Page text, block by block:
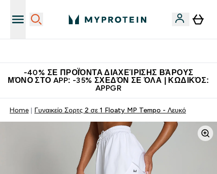
-40% ΣΕ ΠΡΟΪΌΝΤΑ ΔΙΑΧΕΊΡΙΣΗΣ ΒΆΡΟΥΣ
ΜΌΝΟ ΣΤΟ APP: -35% ΣΧΕΔΌΝ ΣΕ ΌΛΑ | ΚΩΔΙΚΌΣ:
APPGR
Home Γυναικείο Σορτς 2 σε 1 Floaty MP Tempo - Λευκό